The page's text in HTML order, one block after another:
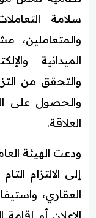
سلامة
والمتعاملين،
الميدانية
والتحقق من
والحصول على
العلاقة.
ودعت الهيئة
إلى الالتزام
العقاري،
الإعلان أو